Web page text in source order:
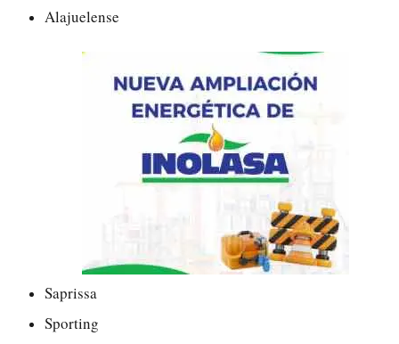
Alajuelense
Saprissa
Sporting